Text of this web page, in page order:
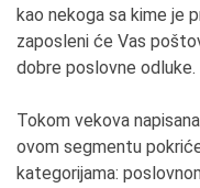
kao nekoga sa kime je
zaposleni će Vas
dobre poslovne odluke.
Tokom vekova
ovom segmentu
kategorijama: